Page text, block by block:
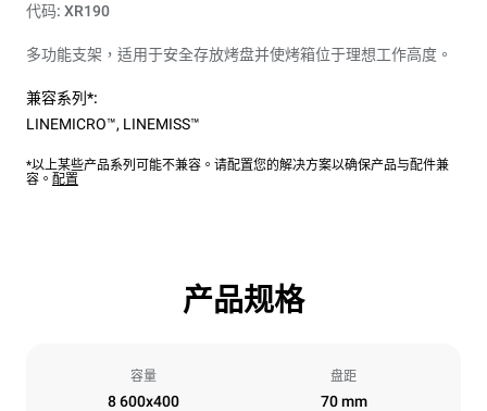
代码: XR190
多功能支架，适用于安全存放烤盘并使烤箱位于理想​​工作高度。
兼容系列*:
LINEMICRO™, LINEMISS™
*以上某些产品系列可能不兼容。请配置您的解决方案以确保产品与配件兼
容。 配置
产品规格
容量
8 600x400
盘距
70 mm